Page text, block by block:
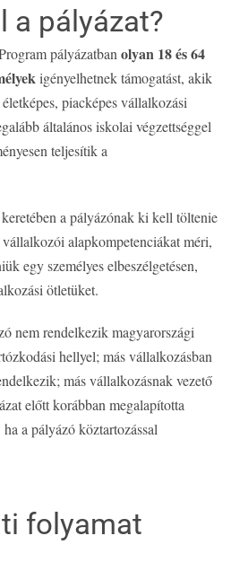
a pályázat?
pályázatban olyan 18 és 64
igényelhetnek támogatást, akik
piacképes vállalkozási
általános iskolai végzettséggel
teljesítik a
a pályázónak ki kell töltenie
alapkompetenciákat méri,
egy személyes elbeszélgetésen,
ötletüket.
nem rendelkezik magyarországi
hellyel; más vállalkozásban
más vállalkozásnak vezető
előtt korábban megalapította
a pályázó köztartozással
folyamat